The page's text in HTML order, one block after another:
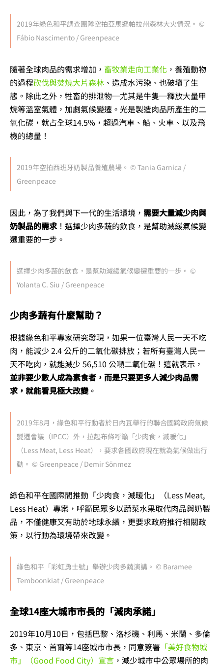
2019年綠色和平調查團隊空拍亞馬遜帕拉州森林大火情況。 ©
Fábio Nascimento / Greenpeace
隨著全球肉品的需求增加， 畜牧業走向工業化 ，養殖動物
的過程砍伐與焚燒大片森林 、造成水污染、也破壞了生
態。除此之外，牲畜的排泄物─尤其是牛隻─釋放大量甲
烷等溫室氣體，加劇氣候變遷。光是製造肉品所產生的二
氧化碳，就占全球14.5%，超過汽車、船、火車、以及飛
機的總量！
2019年空拍西班牙奶製品養殖農場。 © Tania Garnica /
Greenpeace
因此，為了我們與下一代的生活環境， 需要大量減少肉與
奶製品的需求！選擇少肉多蔬的飲食，是幫助減緩氣候變
遷重要的一步。
選擇少肉多蔬的飲食，是幫助減緩氣候變遷重要的一步。 ©
Yolanta C. Siu / Greenpeace
少肉多蔬有什麼幫助？
根據綠色和平專家研究發現，如果一位臺灣人民一天不吃
肉，能減少 2.4 公斤的二氧化碳排放；若所有臺灣人民一
天不吃肉，就能減少 56,510 公噸二氧化碳！這就表示，
並非要少數人成為素食者，而是只要更多人減少肉品需
求，就能看見極大改變。
2019年8月，綠色和平行動者於日內瓦舉行的聯合國跨政府氣候
變遷會議（IPCC）外，拉起布條呼籲「少肉食，減暖化」
（Less Meat, Less Heat），要求各國政府現在就為氣候做出行
動。 © Greenpeace / Demir Sönmez
綠色和平在國際間推動「少肉食，減暖化」（Less Meat,
Less Heat）專案，呼籲民眾多以蔬菜水果取代肉品與奶製
品，不僅健康又有助於地球永續，更要求政府推行相關政
策，以行動為環境帶來改變。
綠色和平「彩虹勇士號」舉辦少肉多蔬演講。 © Baramee
Temboonkiat / Greenpeace
全球14座大城市市長的「減肉承諾」
2019年10月10日，包括巴黎、洛杉磯、利馬、米蘭、多倫
多、東京、首爾等14座城市市長，同意簽署 「美好食物城
市」（Good Food City）宣言 ，減少城市中公眾場所的肉